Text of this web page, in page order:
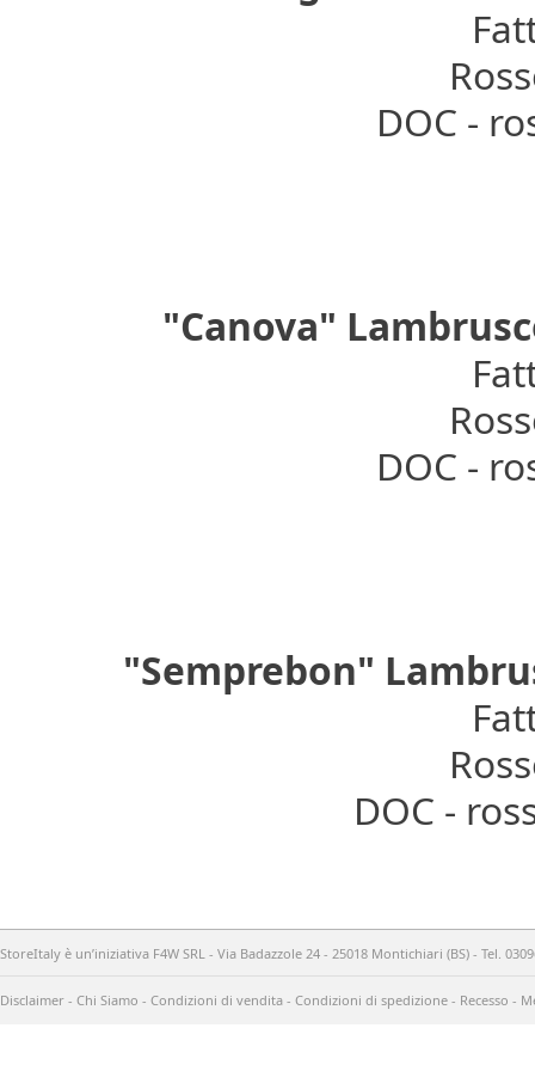
DOC -
"Canova"
DOC -
"Semprebon"
DOC -
StoreItaly è un’iniziativa F4W SRL - Via Badazzole 24 - 25018 Montichiari (BS) - Tel.
Disclaimer - Chi Siamo - Condizioni di vendita - Condizioni di spedizione - Recesso -